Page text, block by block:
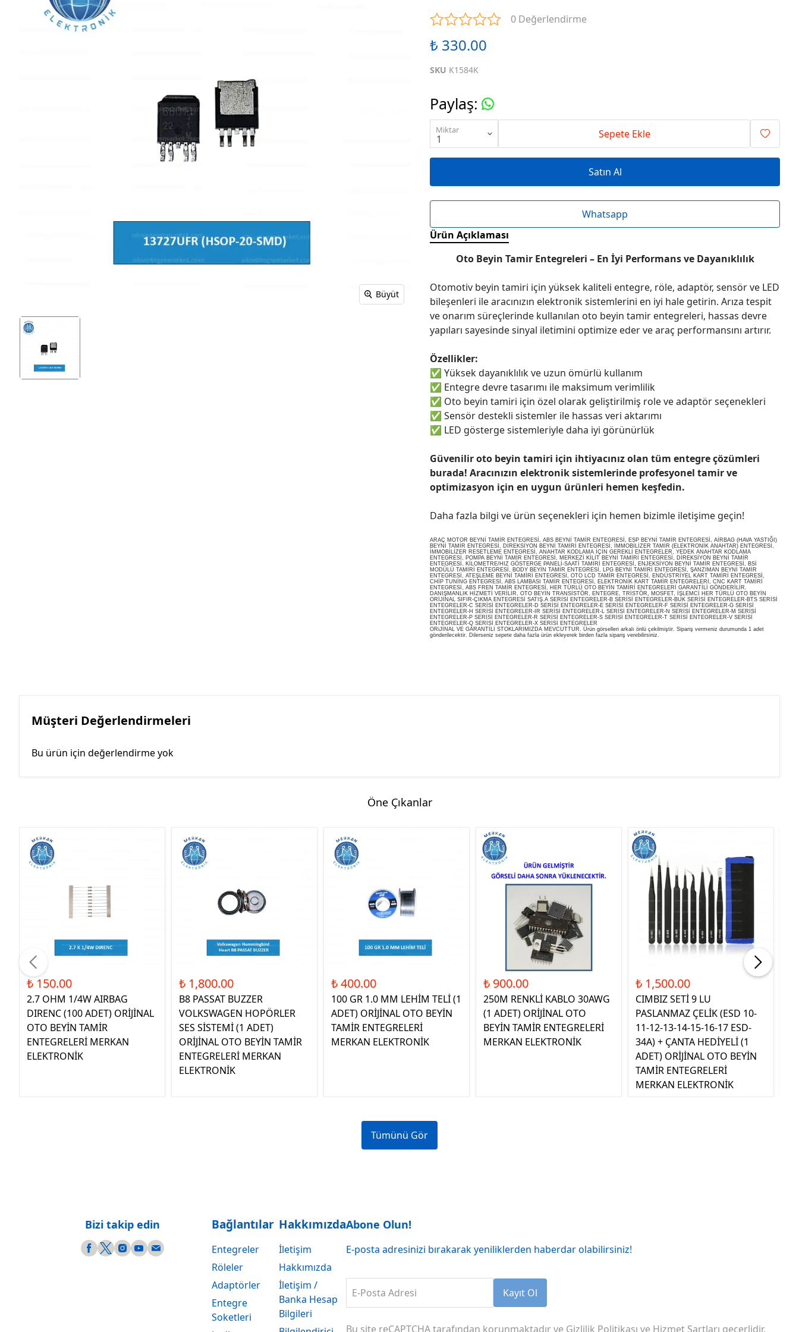
R SERİSİ ENTEGRELER
U SERİSİ ENTEGRELER
Z SERİSİ ENTEGRELER KARIŞIK SERİ ENTEGRELER
Büyüt
0 Değerlendirme
₺ 330.00
SKU K1584K
Paylaş:
Miktar Sepete Ekle
Satın Al
Whatsapp
Ürün Açıklaması
Oto Beyin Tamir Entegreleri – En İyi Performans ve Dayanıklılık
Otomotiv beyin tamiri için yüksek kaliteli entegre, röle, adaptör, sensör ve LED
bileşenleri ile aracınızın elektronik sistemlerini en iyi hale getirin. Arıza tespit
ve onarım süreçlerinde kullanılan oto beyin tamir entegreleri, hassas devre
yapıları sayesinde sinyal iletimini optimize eder ve araç performansını artırır.
Özellikler:
✅ Yüksek dayanıklılık ve uzun ömürlü kullanım
✅ Entegre devre tasarımı ile maksimum verimlilik
✅ Oto beyin tamiri için özel olarak geliştirilmiş role ve adaptör seçenekleri
✅ Sensör destekli sistemler ile hassas veri aktarımı
✅ LED gösterge sistemleriyle daha iyi görünürlük
Güvenilir oto beyin tamiri için ihtiyacınız olan tüm entegre çözümleri
burada! Aracınızın elektronik sistemlerinde profesyonel tamir ve
optimizasyon için en uygun ürünleri hemen keşfedin.
Daha fazla bilgi ve ürün seçenekleri için hemen bizimle iletişime geçin!
ARAÇ MOTOR BEYNİ TAMİR ENTEGRESİ, ABS BEYNİ TAMİR ENTEGRESİ, ESP BEYNİ TAMİR ENTEGRESİ, AİRBAG (HAVA YASTIĞI)
BEYNİ TAMİR ENTEGRESİ, DİREKSİYON BEYNİ TAMİRİ ENTEGRESİ, İMMOBİLİZER TAMİR (ELEKTRONİK ANAHTAR) ENTEGRESİ,
İMMOBİLİZER RESETLEME ENTEGRESİ, ANAHTAR KODLAMA İÇİN GEREKLİ ENTEGRELER, YEDEK ANAHTAR KODLAMA
ENTEGRESİ, POMPA BEYNİ TAMİR ENTEGRESİ, MERKEZİ KİLİT BEYNİ TAMİRİ ENTEGRESİ, DİREKSİYON BEYNİ TAMİR
ENTEGRESİ, KİLOMETRE/HIZ GÖSTERGE PANELİ-SAATİ TAMİRİ ENTEGRESİ, ENJEKSİYON BEYNİ TAMİR ENTEGRESİ, BSİ
MODÜLÜ TAMİRİ ENTEGRESİ, BODY BEYİN TAMİR ENTEGRESİ, LPG BEYNİ TAMİRİ ENTEGRESİ, ŞANZIMAN BEYNİ TAMİR
ENTEGRESİ, ATEŞLEME BEYNİ TAMİRİ ENTEGRESİ, OTO LCD TAMİR ENTEGRESİ, ENDÜSTRİYEL KART TAMİRİ ENTEGRESİ,
CHİP TUNİNG ENTEGRESİ, ABS LAMBASI TAMİR ENTEGRESİ, ELEKTRONİK KART TAMİR ENTEGRELERİ, CNC KART TAMİRİ
ENTEGRESİ, ABS FREN TAMİR ENTEGRESİ, HER TÜRLÜ OTO BEYİN TAMİRİ ENTEGRELERİ GARANTİLİ GÖNDERİLİR.
DANIŞMANLIK HİZMETİ VERİLİR, OTO BEYİN TRANSİSTÖR, ENTEGRE, TRİSTÖR, MOSFET, İŞLEMCİ HER TÜRLÜ OTO BEYİN
ORİJİNAL SIFIR-ÇIKMA ENTEGRESİ SATIŞ.A SERİSİ ENTEGRELER-B SERİSİ ENTEGRELER-BUK SERİSİ ENTEGRELER-BTS SERİSİ
ENTEGRELER-C SERİSİ ENTEGRELER-D SERİSİ ENTEGRELER-E SERİSİ ENTEGRELER-F SERİSİ ENTEGRELER-G SERİSİ
ENTEGRELER-H SERİSİ ENTEGRELER-IR SERİSİ ENTEGRELER-L SERİSİ ENTEGRELER-N SERİSİ ENTEGRELER-M SERİSİ
ENTEGRELER-P SERİSİ ENTEGRELER-R SERİSİ ENTEGRELER-S SERİSİ ENTEGRELER-T SERİSİ ENTEGRELER-V SERİSİ
ENTEGRELER-Q SERİSİ ENTEGRELER-X SERİSİ ENTEGRELER
ORiJİNAL VE GARANTİLİ STOKLARIMIZDA MEVCUTTUR. Ürün görselleri arkalı önlü çekilmiştir. Sipariş vermeniz durumunda 1 adet
gönderilecektir. Dilerseniz sepete daha fazla ürün ekleyerek birden fazla sipariş verebilirsiniz.
Müşteri Değerlendirmeleri
Bu ürün için değerlendirme yok
Öne Çıkanlar
₺ 150.00
2.7 OHM 1/4W AIRBAG
DIRENC (100 ADET) ORİJİNAL
OTO BEYİN TAMİR
ENTEGRELERİ MERKAN
ELEKTRONİK
₺ 1,800.00
B8 PASSAT BUZZER
VOLKSWAGEN HOPÖRLER
SES SİSTEMİ (1 ADET)
ORİJİNAL OTO BEYİN TAMİR
ENTEGRELERİ MERKAN
ELEKTRONİK
₺ 400.00
100 GR 1.0 MM LEHİM TELİ (1
ADET) ORİJİNAL OTO BEYİN
TAMİR ENTEGRELERİ
MERKAN ELEKTRONİK
₺ 900.00
250M RENKLİ KABLO 30AWG
(1 ADET) ORİJİNAL OTO
BEYİN TAMİR ENTEGRELERİ
MERKAN ELEKTRONİK
₺ 1,500.00
CIMBIZ SETİ 9 LU
PASLANMAZ ÇELİK (ESD 10-
11-12-13-14-15-16-17 ESD-
34A) + ÇANTA HEDİYELİ (1
ADET) ORİJİNAL OTO BEYİN
TAMİR ENTEGRELERİ
MERKAN ELEKTRONİK
Tümünü Gör
Bizi takip edin Bağlantılar
Entegreler
Röleler
Adaptörler
Entegre
Soketleri
Hakkımızda
İletişim
Hakkımızda
İletişim /
Banka Hesap
Bilgileri
Abone Olun!
E-posta adresinizi bırakarak yeniliklerden haberdar olabilirsiniz!
E-Posta Adresi Kayıt Ol
Bu site reCAPTCHA tarafından korunmaktadır ve Gizlilik Politikası ve Hizmet Şartları geçerlidir.